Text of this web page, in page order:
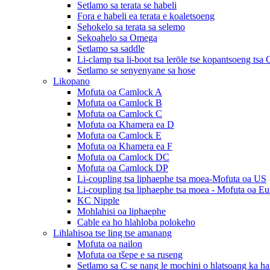
Setlamo sa terata se habeli
Fora e habeli ea terata e koaletsoeng
Sehokelo sa terata sa selemo
Sekoahelo sa Omega
Setlamo sa saddle
Li-clamp tsa li-boot tsa lerōle tse kopantsoeng tsa
Setlamo se senyenyane sa hose
Likopano
Mofuta oa Camlock A
Mofuta oa Camlock B
Mofuta oa Camlock C
Mofuta oa Khamera ea D
Mofuta oa Camlock E
Mofuta oa Khamera ea F
Mofuta oa Camlock DC
Mofuta oa Camlock DP
Li-coupling tsa liphaephe tsa moea-Mofuta oa US
Li-coupling tsa liphaephe tsa moea - Mofuta oa
KC Nipple
Mohlahisi oa liphaephe
Cable ea ho hlahloba polokeho
Lihlahisoa tse ling tse amanang
Mofuta oa nailon
Mofuta oa tšepe e sa ruseng
Setlamo sa C se nang le mochini o hlatsoang ka